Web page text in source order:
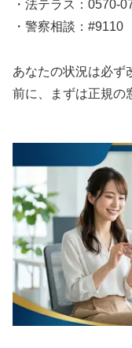
・法テラス：0570-
・警察相談：#9110
あなたの状況は必ず
前に、まずは正規の